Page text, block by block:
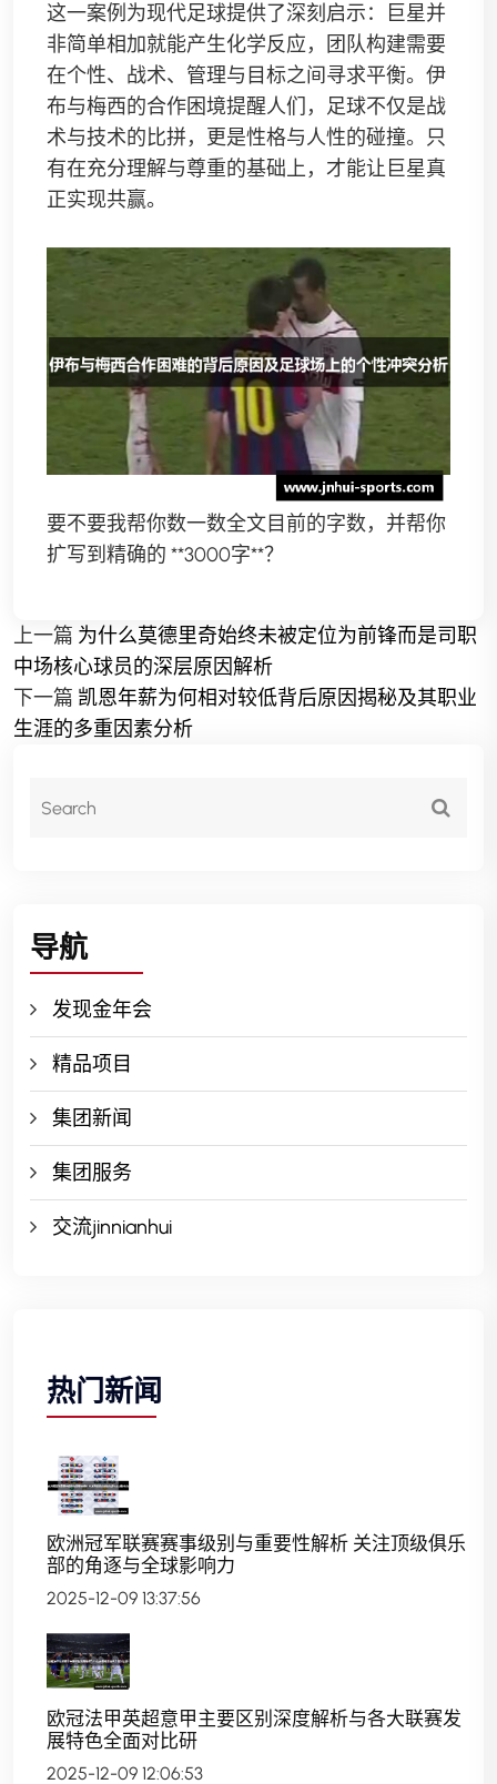
这一案例为现代足球提供了深刻启示：巨星并
非简单相加就能产生化学反应，团队构建需要
在个性、战术、管理与目标之间寻求平衡。伊
布与梅西的合作困境提醒人们，足球不仅是战
术与技术的比拼，更是性格与人性的碰撞。只
有在充分理解与尊重的基础上，才能让巨星真
正实现共赢。
要不要我帮你数一数全文目前的字数，并帮你
扩写到精确的 **3000字**？
上一篇 为什么莫德里奇始终未被定位为前锋而是司职
中场核心球员的深层原因解析
下一篇 凯恩年薪为何相对较低背后原因揭秘及其职业
生涯的多重因素分析
导航
发现金年会
精品项目
集团新闻
集团服务
交流jinnianhui
热门新闻
欧洲冠军联赛赛事级别与重要性解析 关注顶级俱乐
部的角逐与全球影响力
2025-12-09 13:37:56
欧冠法甲英超意甲主要区别深度解析与各大联赛发
展特色全面对比研
2025-12-09 12:06:53